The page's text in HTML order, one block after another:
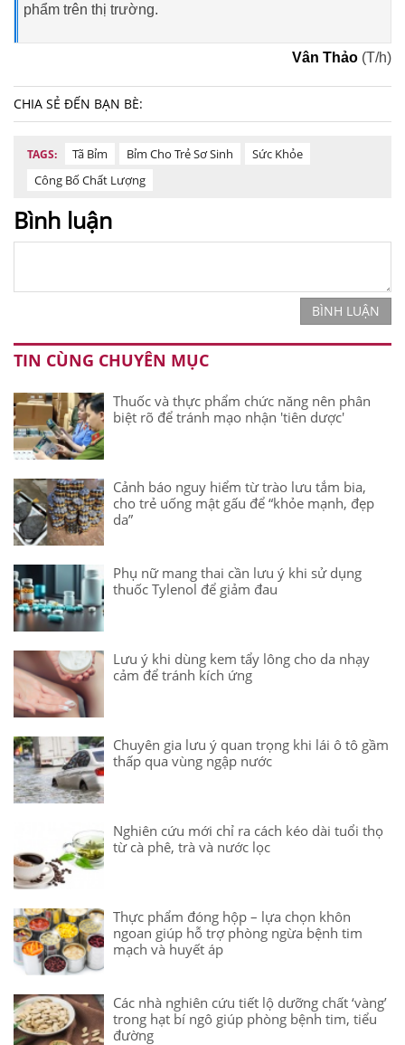
phẩm trên thị trường.
Vân Thảo (T/h)
CHIA SẺ ĐẾN BẠN BÈ:
TAGS: Tã Bỉm Bỉm Cho Trẻ Sơ Sinh
Sức Khỏe
Công Bố Chất Lượng
Bình luận
BÌNH LUẬN
TIN CÙNG CHUYÊN MỤC
Thuốc và thực phẩm chức năng nên phân
biệt rõ để tránh mạo nhận 'tiên dược'
Cảnh báo nguy hiểm từ trào lưu tắm bia,
cho trẻ uống mật gấu để “khỏe mạnh, đẹp
da”
Phụ nữ mang thai cần lưu ý khi sử dụng
thuốc Tylenol để giảm đau
Lưu ý khi dùng kem tẩy lông cho da nhạy
cảm để tránh kích ứng
Chuyên gia lưu ý quan trọng khi lái ô tô gầm
thấp qua vùng ngập nước
Nghiên cứu mới chỉ ra cách kéo dài tuổi thọ
từ cà phê, trà và nước lọc
Thực phẩm đóng hộp – lựa chọn khôn
ngoan giúp hỗ trợ phòng ngừa bệnh tim
mạch và huyết áp
Các nhà nghiên cứu tiết lộ dưỡng chất ‘vàng’
trong hạt bí ngô giúp phòng bệnh tim, tiểu
đường